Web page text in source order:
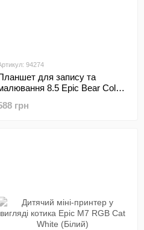
94274
для запису та
8.5 Epic Bear Colors
грн